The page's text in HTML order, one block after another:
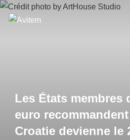
Les États membres
euro
Croatie devienne le